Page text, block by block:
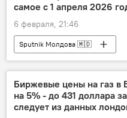
самое с 1 апреля 2026
6 февраля, 21:46
Sputnik Молдова 🇲🇩
Биржевые цены на газ в
на 5% - до 431 доллара
следует из данных